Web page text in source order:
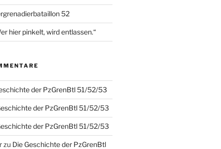
52
hier pinkelt, wird entlassen.“
der PzGrenBtl 51/52/53
der PzGrenBtl 51/52/53
der PzGrenBtl 51/52/53
zu Die Geschichte der PzGrenBtl